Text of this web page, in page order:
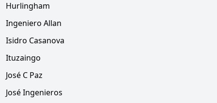
Hurlingham
Ingeniero Allan
Isidro Casanova
Ituzaingo
José C Paz
José Ingenieros